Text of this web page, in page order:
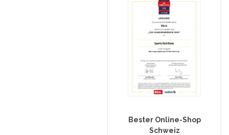
Bester Online-Shop
Schweiz